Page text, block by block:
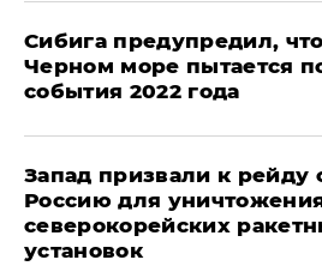
Сибига предупредил,
Черном море пытается
события 2022 года
Запад призвали к рейду
Россию для
северокорейских
установок